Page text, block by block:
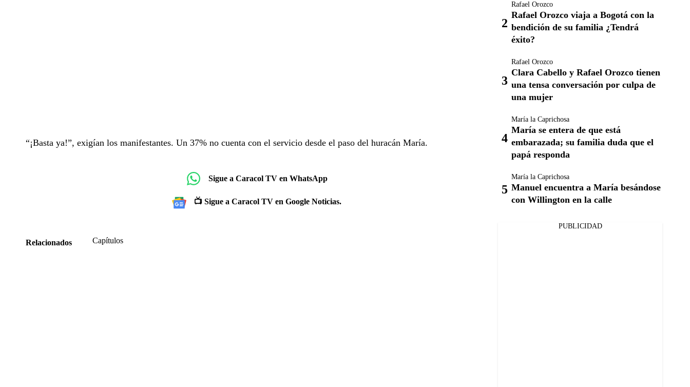
“¡Basta ya!”, exigían los manifestantes. Un 37% no cuenta con el servicio desde el paso del huracán María.
Sigue a Caracol TV en WhatsApp
📺 Sigue a Caracol TV en Google Noticias.
Relacionados Capítulos
Rafael Orozco
Rafael Orozco viaja a Bogotá con la
bendición de su familia ¿Tendrá
éxito?
Rafael Orozco
Clara Cabello y Rafael Orozco tienen
una tensa conversación por culpa de
una mujer
María la Caprichosa
María se entera de que está
embarazada; su familia duda que el
papá responda
María la Caprichosa
Manuel encuentra a María besándose
con Willington en la calle
PUBLICIDAD